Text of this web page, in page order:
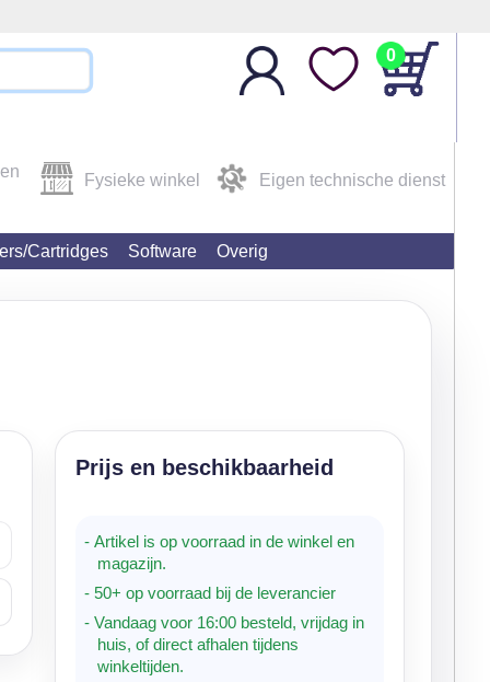
0
Fysieke winkel Eigen technische dienst
Cartridges Software Overig
- Artikel is op voorraad in de winkel en
magazijn.
- 50+ op voorraad bij de leverancier
- Vandaag voor 16:00 besteld, vrijdag in
huis, of direct afhalen tijdens
winkeltijden.